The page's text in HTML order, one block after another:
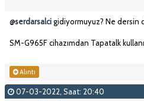
@serdarsalcigidiyormuyuz? Ne dersin
SM-G965F cihazımdan Tapatalk
Alıntı
07-03-2022, Saat: 20:40